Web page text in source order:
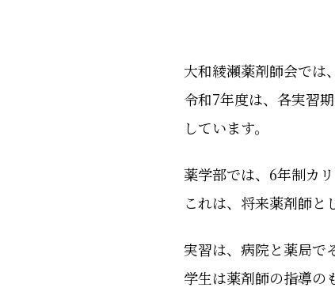
大和綾瀬薬剤師会では
令和7年度は、各実習
しています。
薬学部では、6年制カ
これは、将来薬剤師と
実習は、病院と薬局で
学生は薬剤師の指導の